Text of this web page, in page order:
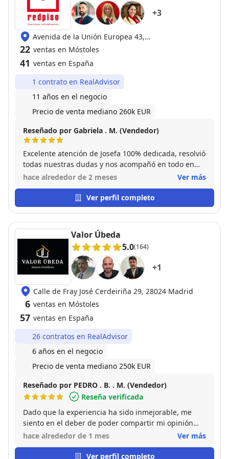
+3
Avenida de la Unión Europea 43,
28939 Arroyomolinos
22 ventas en Móstoles
41 ventas en España
1 contrato en RealAdvisor
11 años en el negocio
Precio de venta mediano 260k EUR
Reseñado por Gabriela . M. (Vendedor)
Excelente atención de Josefa 100% dedicada, resolvió
todas nuestras dudas y nos acompañó en todo en
todo momento haciendo que el proceso de venta
trabajo y la recomiendo sin dudar
hace alrededor de 2 meses Ver más
Ver perfil completo
Valor Úbeda
5.0(164)
+1
Calle de Fray José Cerdeiriña 29, 28024 Madrid
6 ventas en Móstoles
57 ventas en España
26 contratos en RealAdvisor
6 años en el negocio
Precio de venta mediano 250k EUR
Reseñado por PEDRO . B. . M. (Vendedor)
Reseña verificada
Dado que la experiencia ha sido inmejorable, me
siento en el deber de poder compartir mi opinión
sobre JuanFran, con el resto de usuarios y futuros
suerte de poder contactar y disfrutar del
hace alrededor de 1 mes Ver más
Ver perfil completo